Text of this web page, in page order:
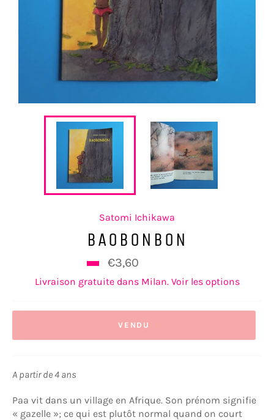
Satomi Ichikawa
BAOBONBON
€3,60
Livraison gratuite dans Milan. Voir les options
VENDU
A partir de 4 ans
Paa vit dans un village en Afrique. Son prénom signifie
« gazelle »; ce qui est plutôt normal quand on court